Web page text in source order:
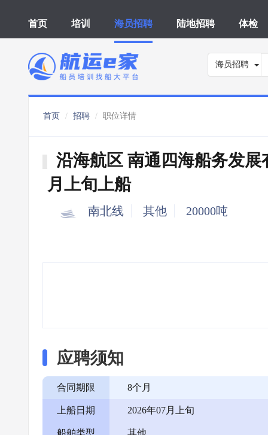
首页 培训 海员招聘 陆地招聘 体检
海员招聘
首页 招聘 职位详情
沿海航区 南通四海船务发展
月上旬上船
南北线 其他 20000吨
应聘须知
合同期限 8个月
上船日期 2026年07月上旬
船舶类型 其他